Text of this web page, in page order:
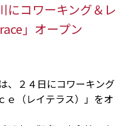
にコワーキング＆レ
」オープン
、２４日にコワーキング
（レイテラス）」をオ